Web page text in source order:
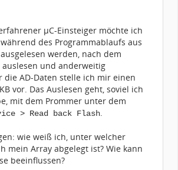
µC-Einsteiger möchte ich
des Programmablaufs aus
werden, nach dem
auslesen und anderweitig
die AD-Daten stelle ich mir einen
vor. Das Auslesen geht, soviel ich
mit dem Prommer unter dem
> Read back Flash.
wie weiß ich, unter welcher
mein Array abgelegt ist? Wie kann
beeinflussen?